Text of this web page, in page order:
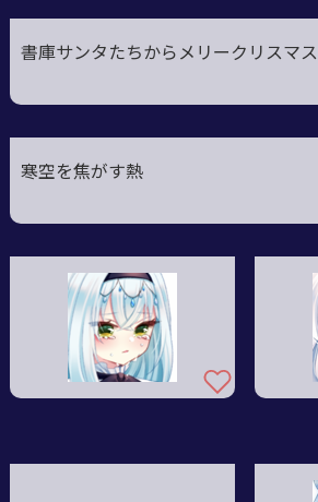
書庫サンタたちからメリークリスマス
寒空を焦がす熱